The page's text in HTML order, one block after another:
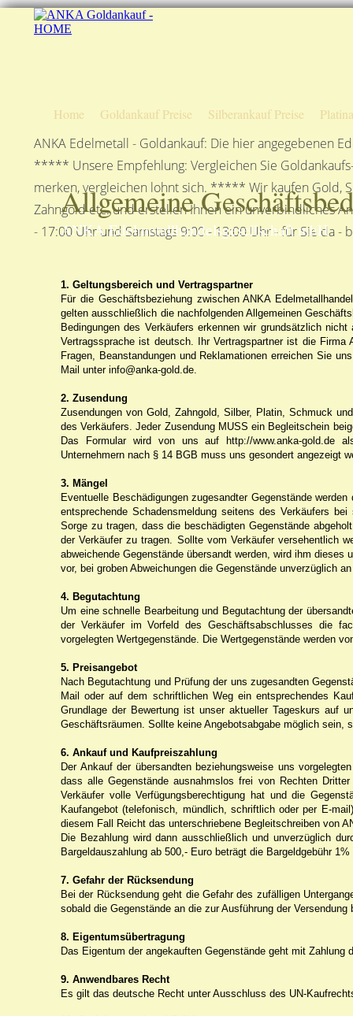
Home Goldankauf Preise Silberankauf Preise
ANKA Edelmetall - Goldankauf: Die hier angegebenen
***** Unsere Empfehlung: Vergleichen Sie
merken, vergleichen lohnt sich. ***** Wir kaufen Gold,
Zahngold etc. und erstellen Ihnen ein unverbindliches
- 17:00 Uhr und Samstags 9:00 - 13:00 Uhr - für Sie
Allgemeine
ANKA Edelmetallhandelsgesellschaft mbH
1. Geltungsbereich und Vertragspartner
Für die Geschäftsbeziehung zwischen ANKA
gelten ausschließlich die nachfolgenden Allgemeinen
Bedingungen des Verkäufers erkennen wir grundsätzlich
Vertragssprache ist deutsch. Ihr Vertragspartner ist die
Fragen, Beanstandungen und Reklamationen erreichen Sie
Mail unter info@anka-gold.de.
2. Zusendung
Zusendungen von Gold, Zahngold, Silber, Platin, Schmuck
des Verkäufers. Jeder Zusendung MUSS ein Begleitschein
Das Formular wird von uns auf http://www.anka-gold.de
Unternehmern nach § 14 BGB muss uns gesondert angezeigt
3. Mängel
Eventuelle Beschädigungen zugesandter Gegenstände
entsprechende Schadensmeldung seitens des Verkäufers
Sorge zu tragen, dass die beschädigten Gegenstände
der Verkäufer zu tragen. Sollte vom Verkäufer versehentlich
abweichende Gegenstände übersandt werden, wird ihm
vor, bei groben Abweichungen die Gegenstände unverzüglich
4. Begutachtung
Um eine schnelle Bearbeitung und Begutachtung der
der Verkäufer im Vorfeld des Geschäftsabschlusses die
vorgelegten Wertgegenstände. Die Wertgegenstände werden
5. Preisangebot
Nach Begutachtung und Prüfung der uns zugesandten
Mail oder auf dem schriftlichen Weg ein entsprechendes
Grundlage der Bewertung ist unser aktueller Tageskurs auf
Geschäftsräumen. Sollte keine Angebotsabgabe möglich sein,
6. Ankauf und Kaufpreiszahlung
Der Ankauf der übersandten beziehungsweise uns
dass alle Gegenstände ausnahmslos frei von Rechten
Verkäufer volle Verfügungsberechtigung hat und die
Kaufangebot (telefonisch, mündlich, schriftlich oder per E-
diesem Fall Reicht das unterschriebene Begleitschreiben von
Die Bezahlung wird dann ausschließlich und unverzüglich
Bargeldauszahlung ab 500,- Euro beträgt die Bargeldgebühr
7. Gefahr der Rücksendung
Bei der Rücksendung geht die Gefahr des zufälligen
sobald die Gegenstände an die zur Ausführung der
8. Eigentumsübertragung
Das Eigentum der angekauften Gegenstände geht mit
9. Anwendbares Recht
Es gilt das deutsche Recht unter Ausschluss des UN-